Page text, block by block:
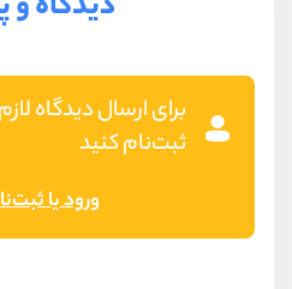
برای ارسال دیدگاه
ثبت‌نام کنید
ورود یا